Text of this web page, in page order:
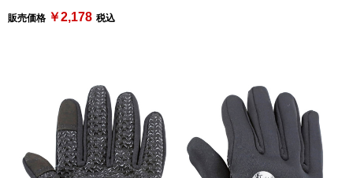
販売価格 ￥2,178 税込